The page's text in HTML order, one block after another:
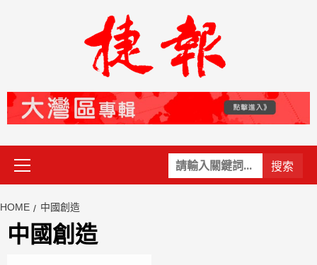
關
鍵
Primary
Menu
HOME 中國創造
中國創造